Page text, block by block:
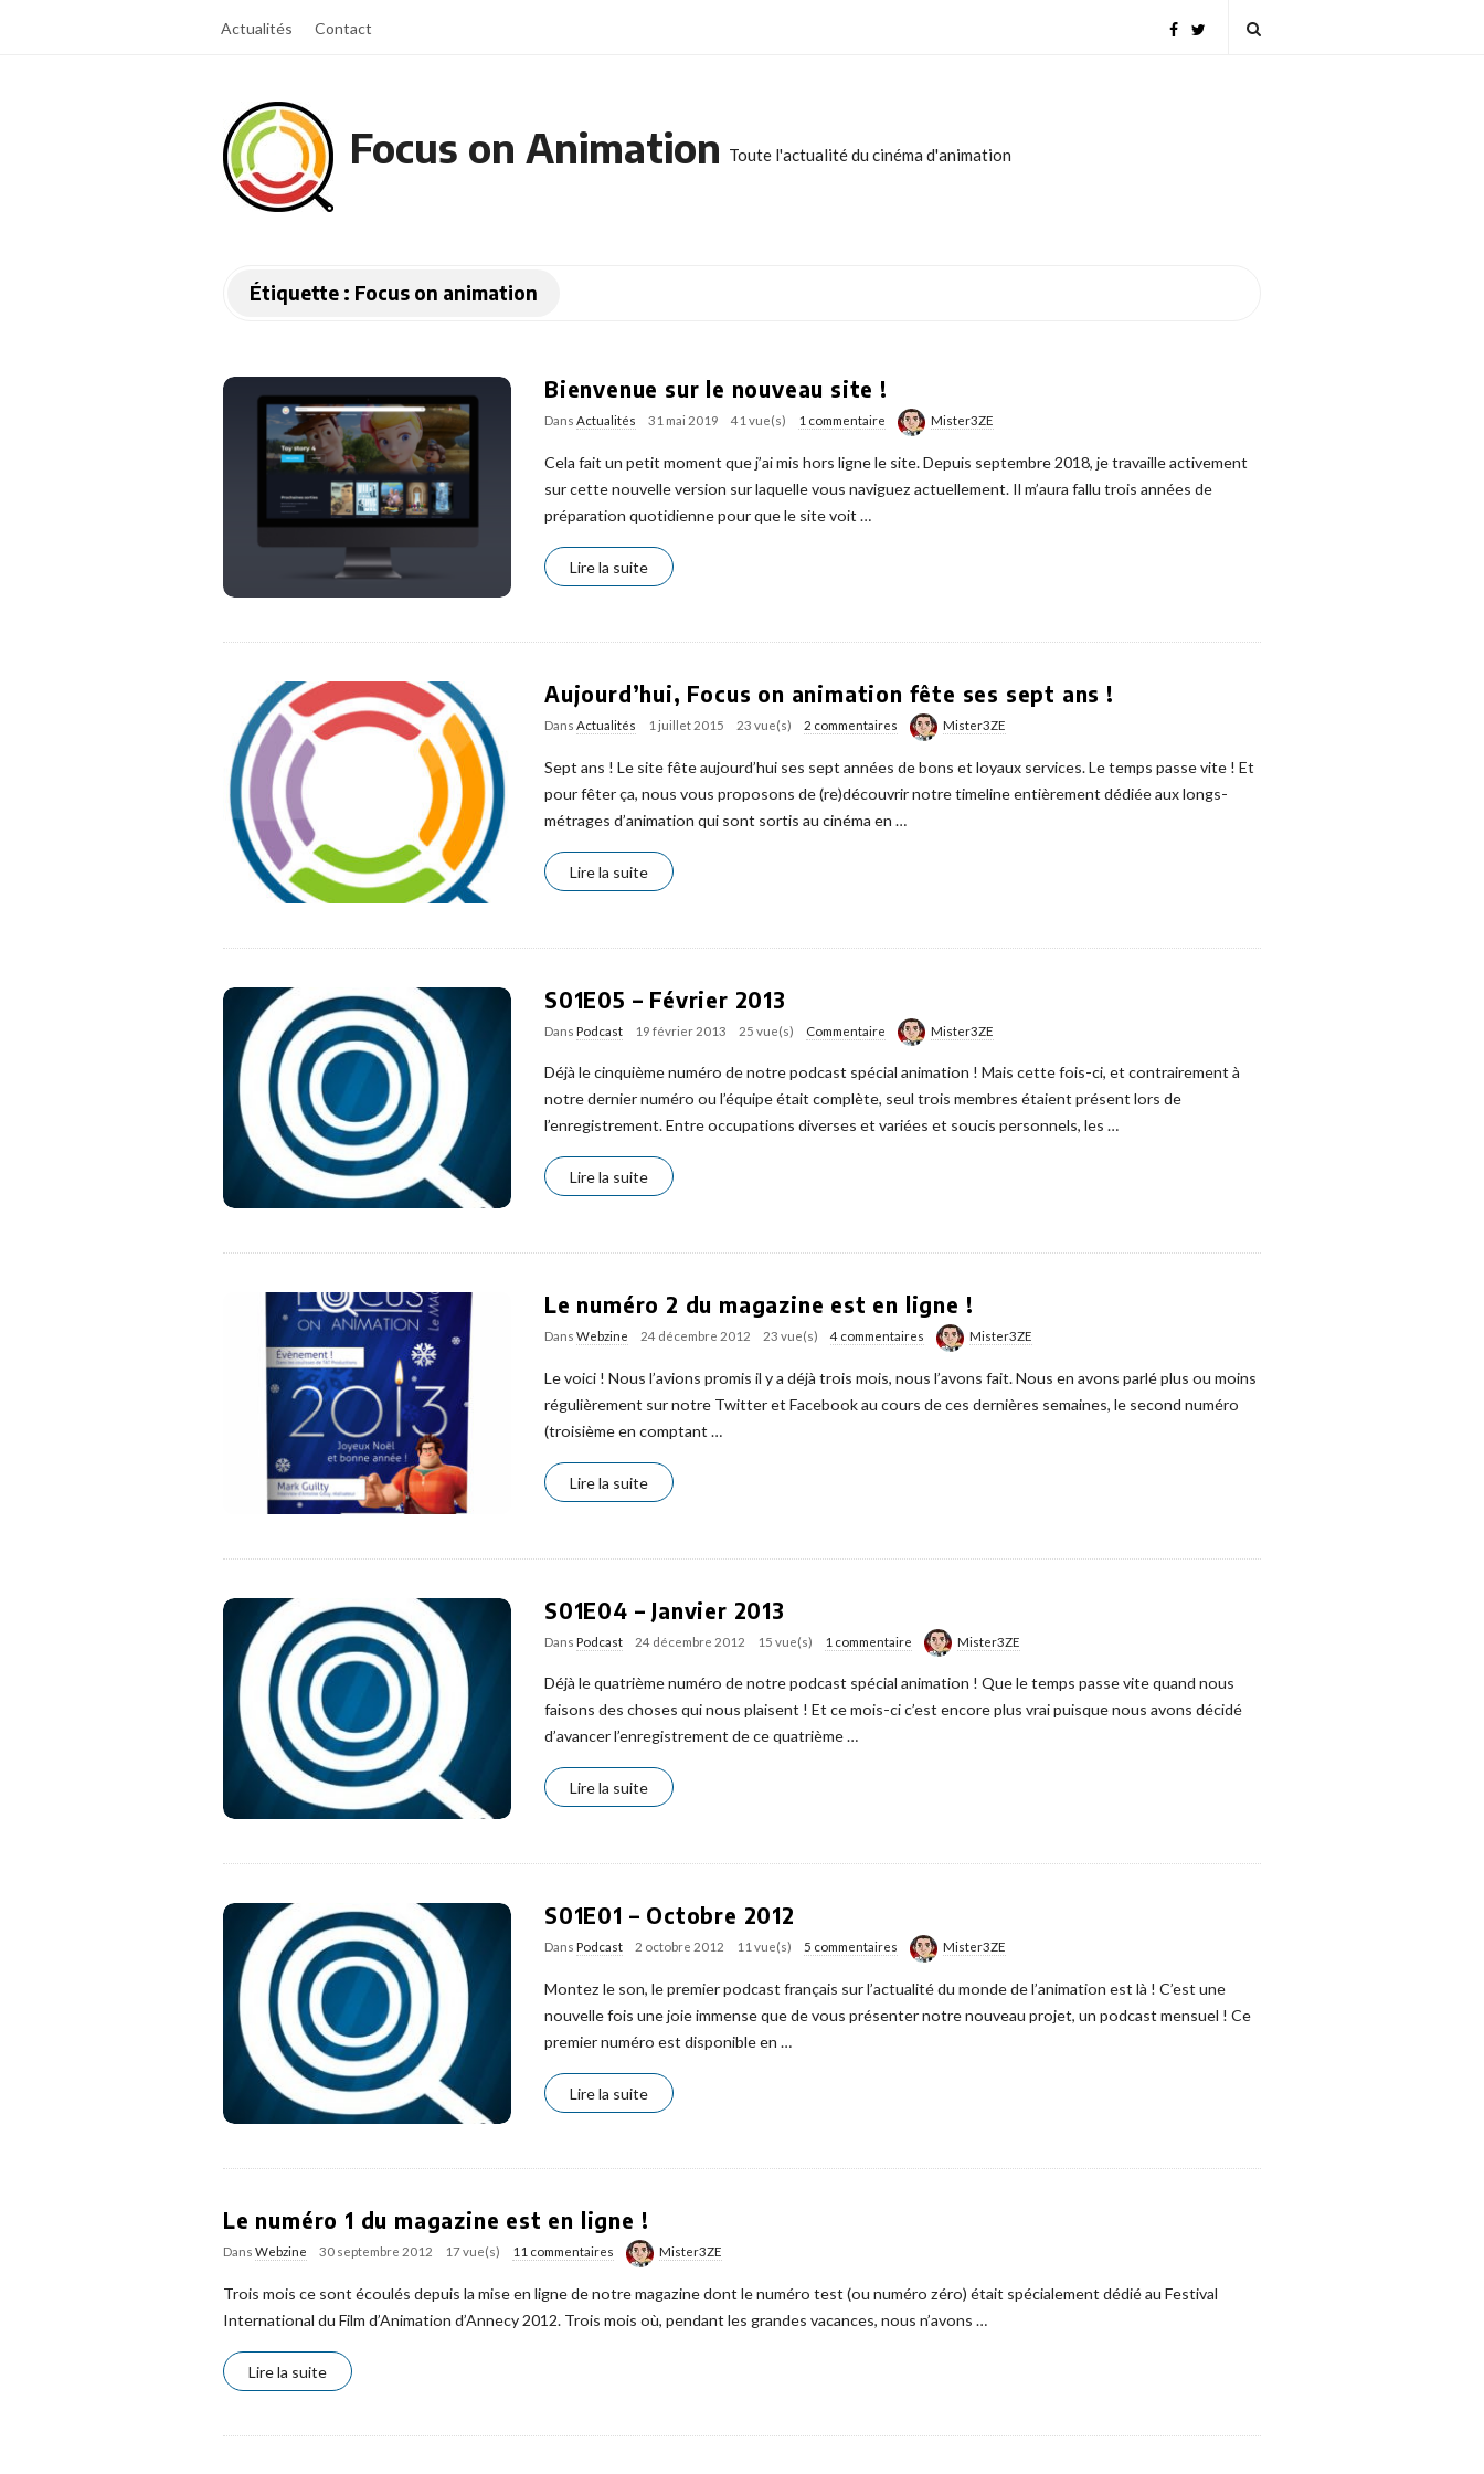
Actualités Contact
Focus on Animation Toute l'actualité du cinéma d'animation
Étiquette : Focus on animation
Bienvenue sur le nouveau site !
Dans Actualités 31 mai 2019 41 vue(s) 1 commentaire Mister3ZE
Cela fait un petit moment que j’ai mis hors ligne le site. Depuis septembre 2018, je travaille activement
sur cette nouvelle version sur laquelle vous naviguez actuellement. Il m’aura fallu trois années de
préparation quotidienne pour que le site voit…
Lire la suite
Aujourd’hui, Focus on animation fête ses sept ans !
Dans Actualités 1 juillet 2015 23 vue(s) 2 commentaires Mister3ZE
Sept ans ! Le site fête aujourd’hui ses sept années de bons et loyaux services. Le temps passe vite ! Et
pour fêter ça, nous vous proposons de (re)découvrir notre timeline entièrement dédiée aux longs-
métrages d’animation qui sont sortis au cinéma en …
Lire la suite
S01E05 – Février 2013
Dans Podcast 19 février 2013 25 vue(s) Commentaire Mister3ZE
Déjà le cinquième numéro de notre podcast spécial animation ! Mais cette fois-ci, et contrairement à
notre dernier numéro ou l’équipe était complète, seul trois membres étaient présent lors de
l’enregistrement. Entre occupations diverses et variées et soucis personnels, les …
Lire la suite
Le numéro 2 du magazine est en ligne !
Dans Webzine 24 décembre 2012 23 vue(s) 4 commentaires Mister3ZE
Le voici ! Nous l’avions promis il y a déjà trois mois, nous l’avons fait. Nous en avons parlé plus ou moins
régulièrement sur notre Twitter et Facebook au cours de ces dernières semaines, le second numéro
(troisième en comptant…
Lire la suite
S01E04 – Janvier 2013
Dans Podcast 24 décembre 2012 15 vue(s) 1 commentaire Mister3ZE
Déjà le quatrième numéro de notre podcast spécial animation ! Que le temps passe vite quand nous
faisons des choses qui nous plaisent ! Et ce mois-ci c’est encore plus vrai puisque nous avons décidé
d’avancer l’enregistrement de ce quatrième…
Lire la suite
S01E01 – Octobre 2012
Dans Podcast 2 octobre 2012 11 vue(s) 5 commentaires Mister3ZE
Montez le son, le premier podcast français sur l’actualité du monde de l’animation est là ! C’est une
nouvelle fois une joie immense que de vous présenter notre nouveau projet, un podcast mensuel ! Ce
premier numéro est disponible en …
Lire la suite
Le numéro 1 du magazine est en ligne !
Dans Webzine 30 septembre 2012 17 vue(s) 11 commentaires Mister3ZE
Trois mois ce sont écoulés depuis la mise en ligne de notre magazine dont le numéro test (ou numéro zéro) était spécialement dédié au Festival
International du Film d’Animation d’Annecy 2012. Trois mois où, pendant les grandes vacances, nous n’avons …
Lire la suite